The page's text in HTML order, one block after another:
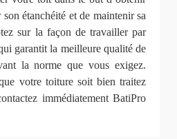
étanchéité et de maintenir sa
sur la façon de travailler par
garantit la meilleure qualité de
la norme que vous exigez.
votre toiture soit bien traitez
immédiatement BatiPro